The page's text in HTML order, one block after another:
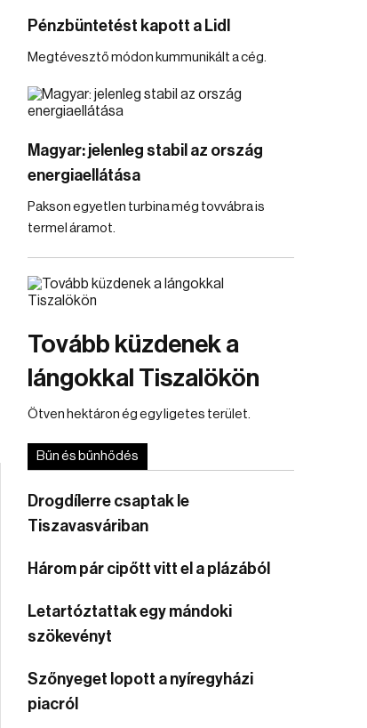
Pénzbüntetést kapott a Lidl
Megtévesztő módon kummunikált a cég.
Magyar: jelenleg stabil az ország
energiaellátása
Pakson egyetlen turbina még tovvábra is
termel áramot.
Tovább küzdenek a
lángokkal Tiszalökön
Ötven hektáron ég egy ligetes terület.
Bűn és bűnhődés
Drogdílerre csaptak le
Tiszavasváriban
Három pár cipőtt vitt el a plázából
Letartóztattak egy mándoki
szökevényt
Szőnyeget lopott a nyíregyházi
piacról